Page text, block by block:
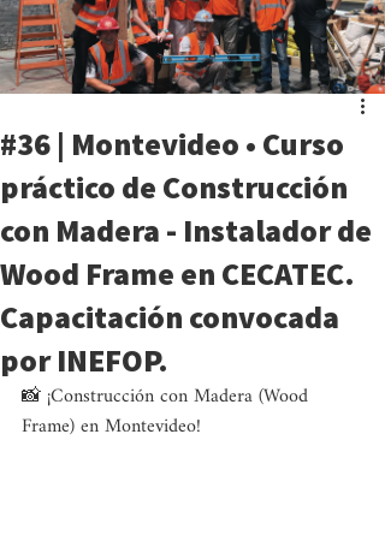
#36 | Montevideo • Curso
práctico de Construcción
con Madera - Instalador de
Wood Frame en CECATEC.
Capacitación convocada
por INEFOP.
📸 ¡Construcción con Madera (Wood
Frame) en Montevideo!